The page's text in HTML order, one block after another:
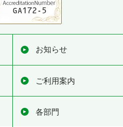
お知らせ
ご利用案内
各部門